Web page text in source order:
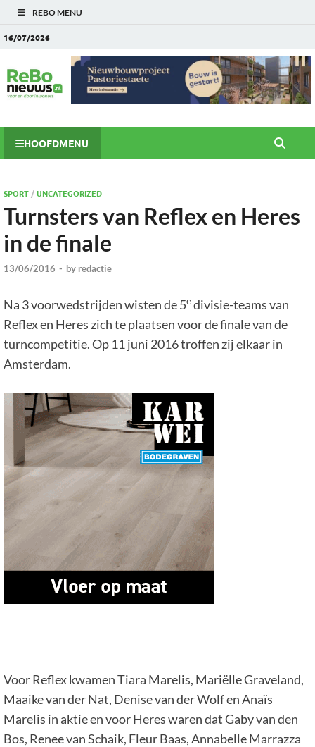
REBO MENU
16/07/2026
HOOFDMENU
SPORT/UNCATEGORIZED
Turnsters van Reflex en Heres
in de finale
13/06/2016 - by redactie
Na 3 voorwedstrijden wisten de 5edivisie-teams van
Reflex en Heres zich te plaatsen voor de finale van de
turncompetitie. Op 11 juni 2016 troffen zij elkaar in
Amsterdam.
Voor Reflex kwamen Tiara Marelis, Mariëlle Graveland,
Maaike van der Nat, Denise van der Wolf en Anaïs
Marelis in aktie en voor Heres waren dat Gaby van den
Bos, Renee van Schaik, Fleur Baas, Annabelle Marrazza